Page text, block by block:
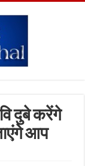
दुबे करेंगे
आप